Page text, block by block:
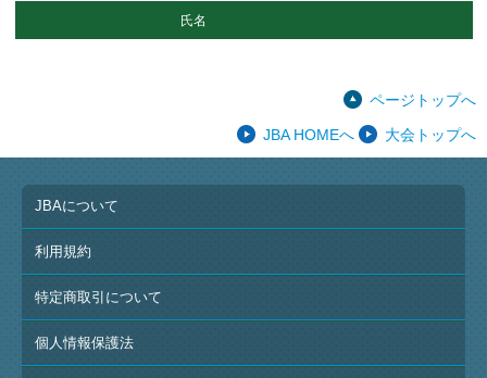
氏名
ページトップへ
JBA HOMEへ
大会トップへ
JBAについて
利用規約
特定商取引について
個人情報保護法